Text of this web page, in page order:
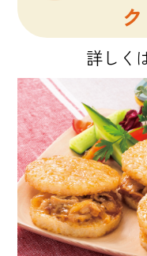
詳しく